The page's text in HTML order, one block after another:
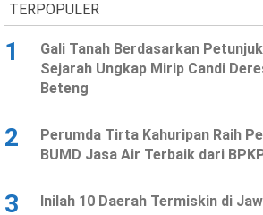
TERPOPULER
1
Gali Tanah Berdasarkan
Sejarah Ungkap Mirip Candi
Beteng
2
Perumda Tirta Kahuripan Raih
BUMD Jasa Air Terbaik dari
3
Inilah 10 Daerah Termiskin di